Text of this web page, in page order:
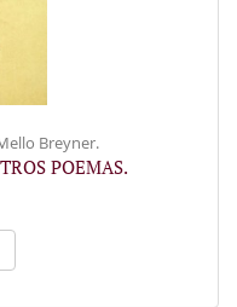
Breyner.
POEMAS.